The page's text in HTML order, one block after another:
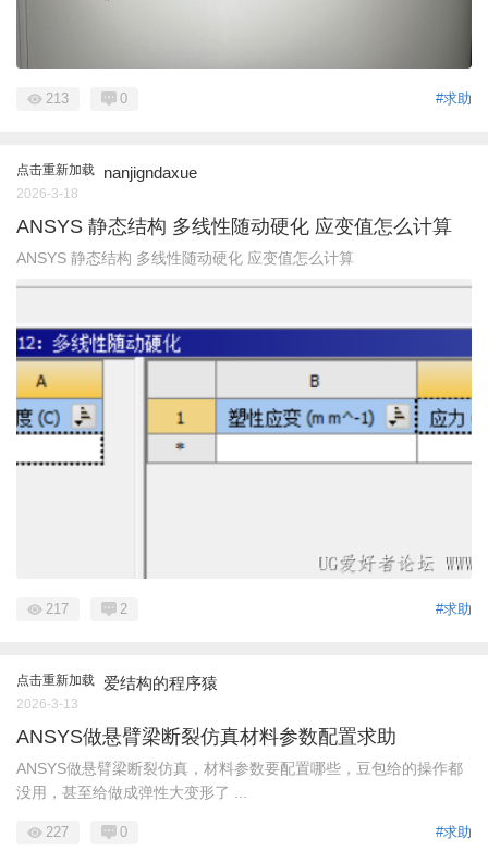
#求助
213 0
点击重新加载 nanjigndaxue
2026-3-18
ANSYS 静态结构 多线性随动硬化 应变值怎么计算
ANSYS 静态结构 多线性随动硬化 应变值怎么计算
#求助
217 2
点击重新加载 爱结构的程序猿
2026-3-13
ANSYS做悬臂梁断裂仿真材料参数配置求助
ANSYS做悬臂梁断裂仿真，材料参数要配置哪些，豆包给的操作都
没用，甚至给做成弹性大变形了 ...
#求助
227 0